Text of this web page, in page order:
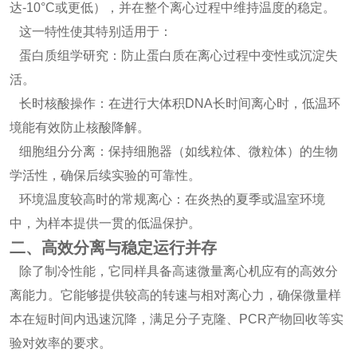
达-10°C或更低），并在整个离心过程中维持温度的稳定。
这一特性使其特别适用于：
蛋白质组学研究：防止蛋白质在离心过程中变性或沉淀失
活。
长时核酸操作：在进行大体积DNA长时间离心时，低温环
境能有效防止核酸降解。
细胞组分分离：保持细胞器（如线粒体、微粒体）的生物
学活性，确保后续实验的可靠性。
环境温度较高时的常规离心：在炎热的夏季或温室环境
中，为样本提供一贯的低温保护。
二、高效分离与稳定运行并存
除了制冷性能，它同样具备高速微量离心机应有的高效分
离能力。它能够提供较高的转速与相对离心力，确保微量样
本在短时间内迅速沉降，满足分子克隆、PCR产物回收等实
验对效率的要求。